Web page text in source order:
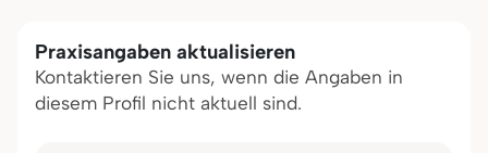
Praxisangaben aktualisieren
Kontaktieren Sie uns, wenn die Angaben in
diesem Profil nicht aktuell sind.